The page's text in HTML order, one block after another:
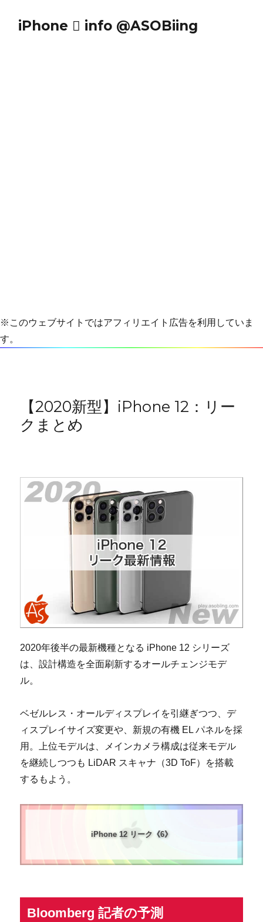
iPhone  info @ASOBiing
※このウェブサイトではアフィリエイト広告を利用していま
す。
【2020新型】iPhone 12：リー
クまとめ
2020年後半の最新機種となる iPhone 12 シリーズ
は、設計構造を全面刷新するオールチェンジモデ
ル。
ベゼルレス・オールディスプレイを引継ぎつつ、デ
ィスプレイサイズ変更や、新規の有機 EL パネルを採
用。上位モデルは、メインカメラ構成は従来モデル
を継続しつつも LiDAR スキャナ（3D ToF）を搭載
するもよう。
iPhone 12 リーク《6》
Bloomberg 記者の予測